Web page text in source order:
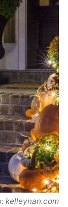
kelleynan.com